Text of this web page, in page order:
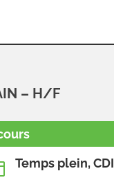
– H/F
Temps plein, CDI